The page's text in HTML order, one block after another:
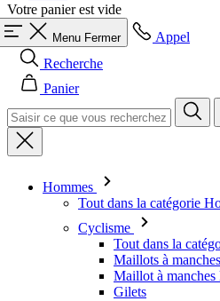
Votre panier est vide
Menu Fermer
Appel
Recherche
Panier
Hommes
Tout dans la catégorie
Cyclisme
Tout dans la
Maillots à
Maillot à manches
Gilets